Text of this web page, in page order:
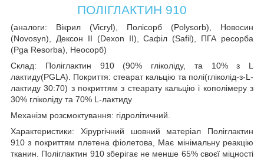
ПОЛІГЛАКТИН 910
(аналоги: Вікрил (Vicryl), Полісорб (Polysorb), Новосин
(Novosyn), Дексон ІІ (Dexon II), Сафіл (Safil), ПГА ресорба
(Pga Resorba), Неосорб)
Склад: Поліглактин 910 (90% гліколіду, та 10% з L
лактиду(PGLA). Покриття: стеарат кальцію та полі(гліколід-з-L-
лактиду 30:70) з покриттям з стеарату кальцію і кополімеру з
30% гліколіду та 70% L-лактиду
Механізм розсмоктування: гідролітичний.
Характеристики: Хірургічний шовний матеріал Поліглактин
910 з покриттям плетена фіолетова, Має мінімальну реакцію
тканин. Поліглактин 910 зберігає не менше 65% своєї міцності